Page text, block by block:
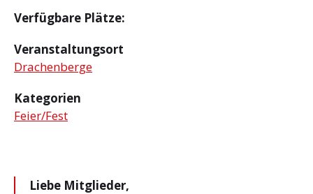
Verfügbare Plätze:
Veranstaltungsort
Drachenberge
Kategorien
Feier/Fest
Liebe Mitglieder,